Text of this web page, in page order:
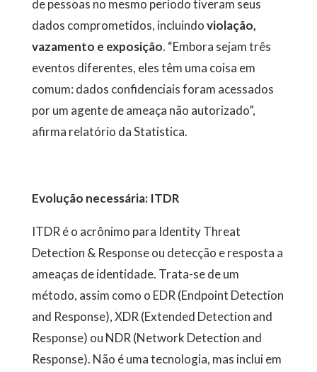
de pessoas no mesmo período tiveram seus
dados comprometidos, incluindoviolação,
vazamento e exposição. “Embora sejam três
eventos diferentes, eles têm uma coisa em
comum: dados confidenciais foram acessados
por um agente de ameaça não autorizado”,
afirma relatório da Statistica.
Evolução necessária: ITDR
ITDR é o acrônimo para Identity Threat
Detection & Response ou detecção e resposta a
ameaças de identidade. Trata-se de um
método, assim como o EDR (Endpoint Detection
and Response), XDR (Extended Detection and
Response) ou NDR (Network Detection and
Response). Não é uma tecnologia, mas inclui em